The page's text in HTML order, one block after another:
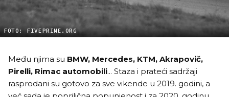
FOTO: FIVEPRIME.ORG
Među njima su BMW, Mercedes, KTM, Akrapovič,
Pirelli, Rimac automobili... Staza i prateći sadržaji
rasprodani su gotovo za sve vikende u 2019. godini, a